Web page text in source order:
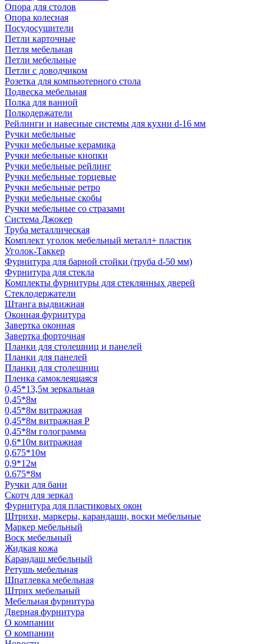
Опора для столов
Опора колесная
Посудосушители
Петли карточные
Петля мебельная
Петли мебельные
Петли с доводчиком
Розетка для компьютерного стола
Подвеска мебельная
Полка для ванной
Полкодержатели
Рейлинги и навесные системы для кухни d-16 мм
Ручки мебельные
Ручки мебельные керамика
Ручки мебельные кнопки
Ручки мебельные рейлинг
Ручки мебельные торцевые
Ручки мебельные ретро
Ручки мебельные скобы
Ручки мебельные со стразами
Система Джокер
Труба металлическая
Комплект уголок мебельный металл+ пластик
Уголок-Таккер
Фурнитура для барной стойки (труба d-50 мм)
Фурнитура для стекла
Комплекты фурнитуры для стеклянных дверей
Стеклодержатели
Штанга выдвижная
Оконная фурнитура
Завертка оконная
Завертка форточная
Планки для столешниц и панелей
Планки для панелей
Планки для столешниц
Пленка самоклеящаяся
0,45*13,5м зеркальная
0,45*8м
0,45*8м витражная
0,45*8м витражная Р
0,45*8м голограмма
0,6*10м витражная
0,675*10м
0,9*12м
0.675*8м
Ручки для бани
Скотч для зеркал
Фурнитура для пластиковых окон
Штрихи, маркеры, карандаши, воски мебельные
Маркер мебельный
Воск мебельный
Жидкая кожа
Карандаш мебельный
Ретушь мебельная
Шпатлевка мебельная
Штрих мебельный
Мебельная фурнитура
Дверная фурнитура
О компании
О компании